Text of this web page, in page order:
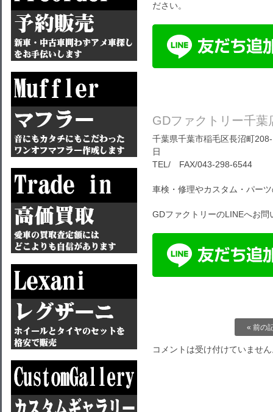
ださい。
GDファクトリー千葉
千葉県千葉市稲毛区長沼町
日
TEL/ FAX/043-298-6544
車検・修理やカスタム・パー
GDファクトリーのLINEへお問
« 前の
コメントは受け付けていませ